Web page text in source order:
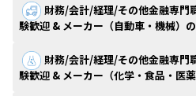
財務/会計/経理/その他金融専門
験歓迎 & メーカー（自動車・機械）
財務/会計/経理/その他金融専門
験歓迎 & メーカー（化学・食品・医